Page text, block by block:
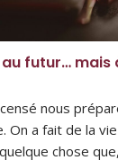
futur… mais
censé nous
On a fait de la
chose